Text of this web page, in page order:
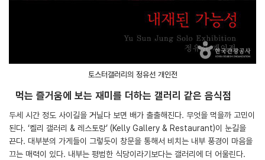
토스터갤러리의 정유선 개인전
먹는 즐거움에 보는 재미를 더하는 갤러리 같은 음식점
두세 시간 정도 사이길을 거닐다 보면 배가 출출해진다. 무엇을 먹을까 고민이
된다. ‘켈리 갤러리 & 레스토랑’ (Kelly Gallery & Restaurant)이 눈길을
끈다. 대부분의 가게들이 그렇듯이 창문을 통해서 비치는 내부 풍경이 마음을
끄는 매력이 있다. 내부는 평범한 식당이라기보다는 갤러리에 더 어울린다.